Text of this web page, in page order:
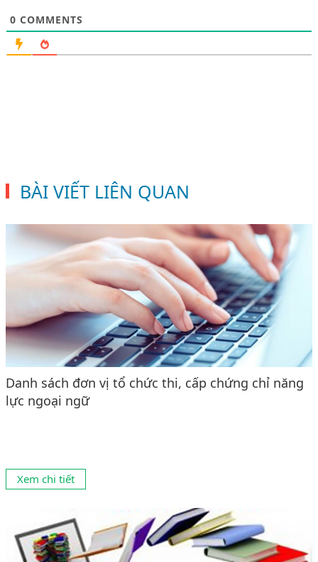
0 COMMENTS
BÀI VIẾT LIÊN QUAN
Danh sách đơn vị tổ chức thi, cấp chứng chỉ năng
lực ngoại ngữ
Xem chi tiết